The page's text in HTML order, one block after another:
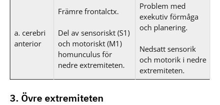
a. cerebri
anterior
Främre frontalctx.
Del av sensoriskt (S1)
och motoriskt (M1)
homunculus för
nedre extremiteten.
Problem med
exekutiv förmåga
och planering.
Nedsatt sensorik
och motorik i nedre
extremiteten.
3. Övre extremiteten